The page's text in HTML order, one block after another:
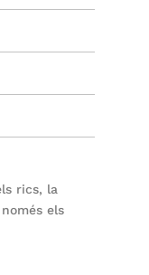
rics, la
els